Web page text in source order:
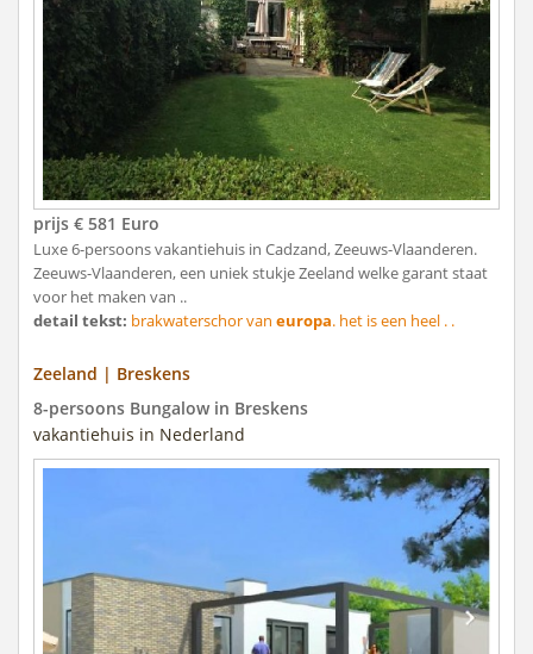
prijs € 581 Euro
Luxe 6-persoons vakantiehuis in Cadzand, Zeeuws-Vlaanderen.
Zeeuws-Vlaanderen, een uniek stukje Zeeland welke garant staat
voor het maken van ..
detail tekst: brakwaterschor van europa. het is een heel . .
Zeeland | Breskens
8-persoons Bungalow in Breskens
vakantiehuis in Nederland